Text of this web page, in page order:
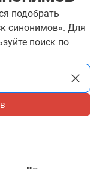
подобрать
синонимов». Для
поиск по